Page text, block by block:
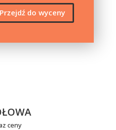
Przejdź do wyceny
ceny